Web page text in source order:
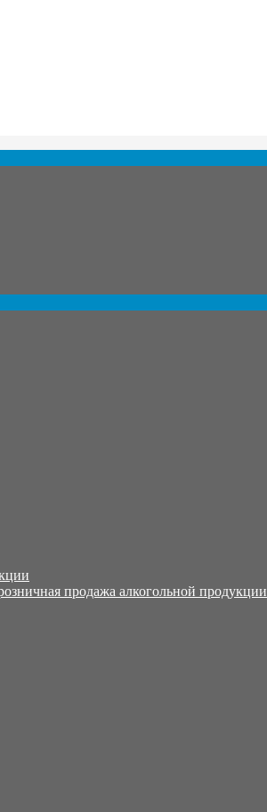
продажа алкогольной продукции